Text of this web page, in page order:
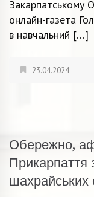
онлайн-газета
в навчальний […]
23.04.2024
Обережно,
Прикарпаття
шахрайських